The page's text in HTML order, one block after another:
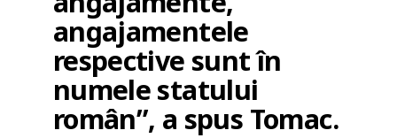
angajamentele
respective sunt în
numele statului
român”, a spus Tomac.